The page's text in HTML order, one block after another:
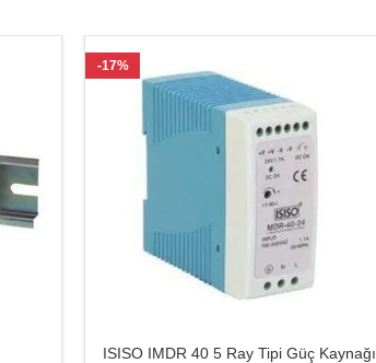
-17%
ISISO IMDR 40 5 Ray Tipi Güç Kaynağı